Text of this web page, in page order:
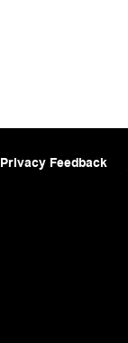
Privacy Feedback